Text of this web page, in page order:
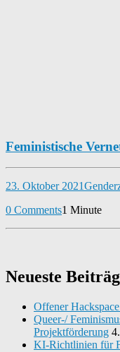
Feministische
23. Oktober 2021Gender
0 Comments1 Minute
Neueste
Offener
Queer-/
Projektförderung
KI-Richtlinien für